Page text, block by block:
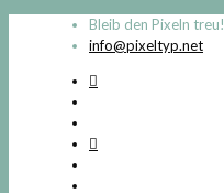
Bleib den Pixeln treu!
info@pixeltyp.net